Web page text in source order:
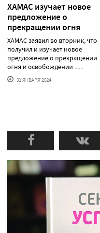
ХАМАС изучает новое
предложение о
прекращении огня
ХАМАС заявил во вторник, что
получил и изучает новое
предложение о прекращении
огня и освобождении ......
31 ЯНВАРЯ'2024